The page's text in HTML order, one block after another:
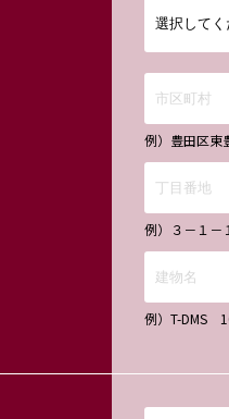
例）豊田区東
例）３－１－１
例）T-DMS